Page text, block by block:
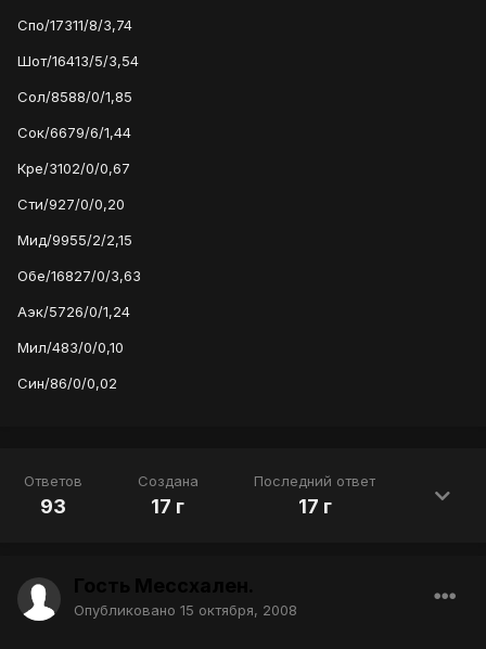
Спо/17311/8/3,74
Шот/16413/5/3,54
Сол/8588/0/1,85
Сок/6679/6/1,44
Кре/3102/0/0,67
Сти/927/0/0,20
Мид/9955/2/2,15
Обе/16827/0/3,63
Аэк/5726/0/1,24
Мил/483/0/0,10
Син/86/0/0,02
Ответов
93
Создана
17 г
Последний ответ
17 г
Опубликовано 15 октября, 2008